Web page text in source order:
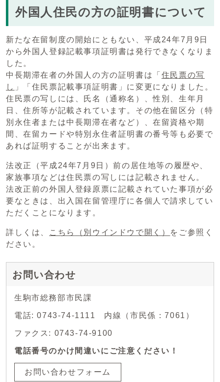
外国人住民の方の証明書について
新たな在留制度の開始にともない、平成24年7月9日
から外国人登録記載事項証明書は発行できなくなりま
した。
中長期滞在者の外国人の方の証明書は「 住民票の写
し 」「住民票記載事項証明書」に変更になりました。
住民票の写しには、氏名（通称名）、性別、生年月
日、住所等が記載されています。その他在留区分（特
別永住者または中長期滞在者など）、在留資格や期
間、在留カードや特別永住者証明書の番号等も必要で
あれば証明することが出来ます。
法改正（平成24年7月9日）前の居住地等の履歴や、
家族事項などは住民票の写しには記載されません。
法改正前の外国人登録原票に記載されていた事項が必
要なときは、出入国在留管理庁に各個人で請求してい
ただくことになります。
詳しくは、 こちら （別ウインドウで開く） をご参照く
ださい。
お問い合わせ
生駒市総務部市民課
電話: 0743-74-1111 内線（市民係：7061）
ファクス: 0743-74-9100
電話番号のかけ間違いにご注意ください！
お問い合わせフォーム